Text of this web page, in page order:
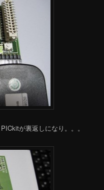
が裏返しになり。。。